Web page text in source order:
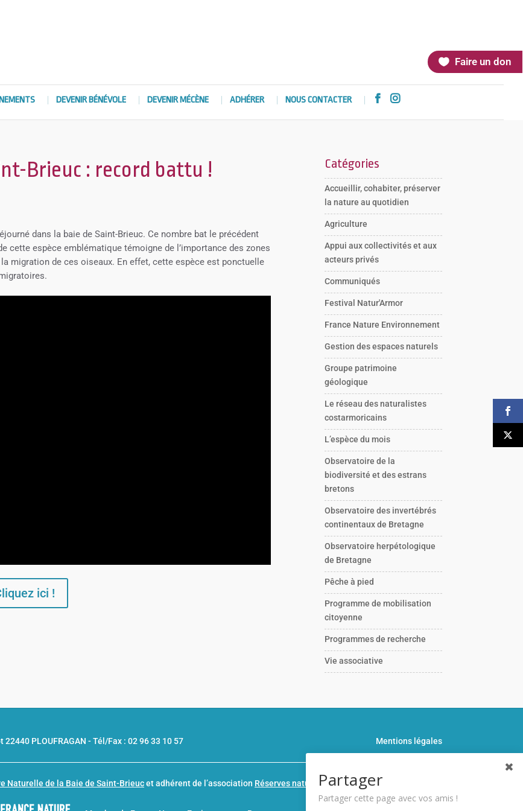
Faire un don
DEVENIR BÉNÉVOLE DEVENIR MÉCÈNE ADHÉRER NOUS CONTACTER  
Brieuc : record battu !
dans la baie de Saint-Brieuc. Ce nombre bat le précédent
cette espèce emblématique témoigne de l’importance des zones
migration de ces oiseaux. En effet, cette espèce est ponctuelle
ici !
Catégories
Accueillir, cohabiter, préserver
la nature au quotidien
Agriculture
Appui aux collectivités et aux
acteurs privés
Communiqués
Festival Natur'Armor
France Nature Environnement
Gestion des espaces naturels
Groupe patrimoine
géologique
Le réseau des naturalistes
costarmoricains
L’espèce du mois
Observatoire de la
biodiversité et des estrans
bretons
Observatoire des invertébrés
continentaux de Bretagne
Observatoire herpétologique
de Bretagne
Pêche à pied
Programme de mobilisation
citoyenne
Programmes de recherche
Vie associative
22440 PLOUFRAGAN -Tél/Fax : 02 96 33 10 57 Mentions légales
Naturelle de la Baie de Saint-Brieucet adhérent de l’association Réserves naturelles de France
Partager
Partager cette page avec vos amis !